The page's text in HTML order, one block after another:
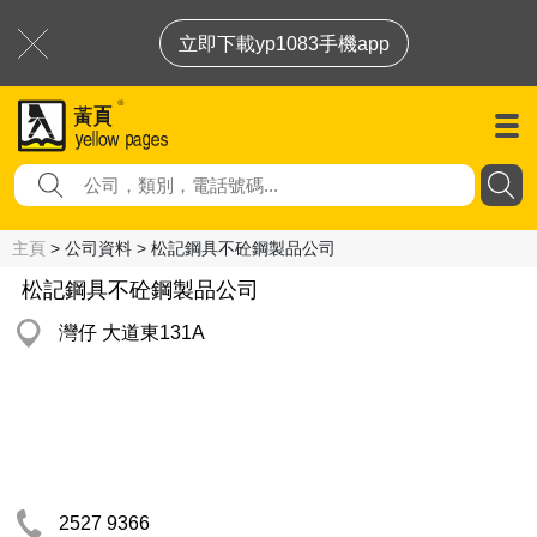
立即下載yp1083手機app
主頁 > 公司資料 > 松記鋼具不砼鋼製品公司
松記鋼具不砼鋼製品公司
灣仔 大道東131A
2527 9366